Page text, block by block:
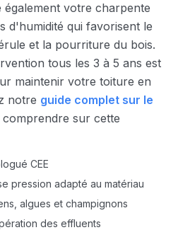
également votre charpente
d'humidité qui favorisent le
et la pourriture du bois.
tous les 3 à 5 ans est
maintenir votre toiture en
notre guide complet sur le
sur cette
CEE
pression adapté au matériau
algues et champignons
des effluents